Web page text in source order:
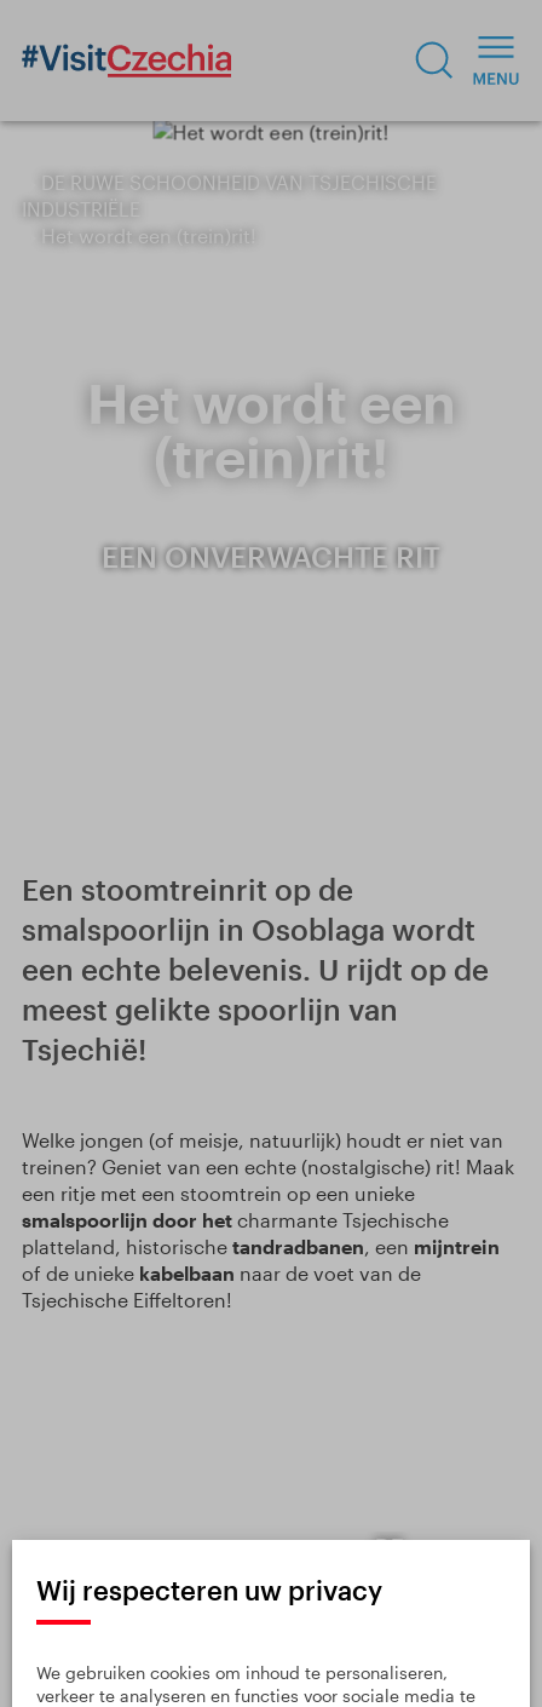
DE RUWE SCHOONHEID VAN TSJECHISCHE
INDUSTRIËLE
Het wordt een (trein)rit!
Het wordt een
(trein)rit!
EEN ONVERWACHTE RIT
Een stoomtreinrit op de
smalspoorlijn in Osoblaga wordt
een echte belevenis. U rijdt op de
meest gelikte spoorlijn van
Tsjechië!
Welke jongen (of meisje, natuurlijk) houdt er niet van
treinen? Geniet van een echte (nostalgische) rit! Maak
een ritje met een stoomtrein op een unieke
smalspoorlijn door het charmante Tsjechische
platteland, historische tandradbanen, een mijntrein
of de unieke kabelbaan naar de voet van de
Tsjechische Eiffeltoren!
TŘEMEŠNÁ –
OSOBLAHA
DE
SMALSPOORTREIN
VAN JINDŘICHŮV
Wij respecteren uw privacy
We gebruiken cookies om inhoud te personaliseren,
verkeer te analyseren en functies voor sociale media te